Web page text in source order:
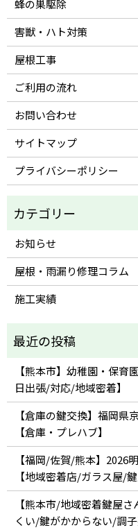
蜂の巣駆除
害獣・ハト対策
屋根工事
ご利用の流れ
お問い合わせ
サイトマップ
プライバシーポリシー
お知らせ
屋根・雨漏り修理コラム
施工実績
【熊本市】幼稚園・保育
日出張/対応/地域密着】
【倉庫の鍵交換】福岡県
【倉庫・プレハブ】
【福岡/佐賀/熊本】2026
【地域密着店/ガラス屋/
【熊本市/地域密着鍵屋
くい/鍵がかからない/調子